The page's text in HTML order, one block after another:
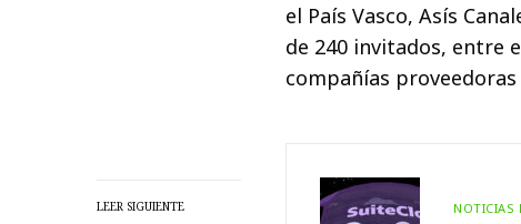
LEER SIGUIENTE
el País Vasco, Asís
de 240 invitados, entre
compañías
NOTICIAS